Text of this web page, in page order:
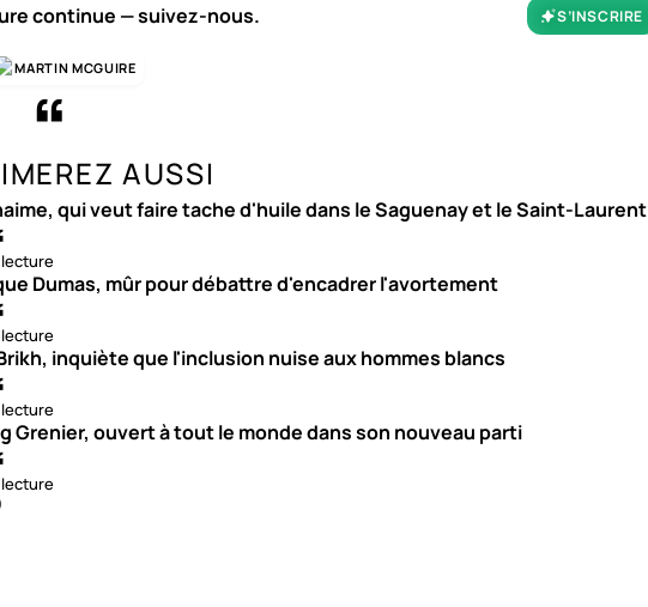
continue — suivez-nous. S’INSCRIRE
MARTIN MCGUIRE
AUSSI
qui veut faire tache d'huile dans le Saguenay et le Saint-Laurent
lecture
Dumas, mûr pour débattre d'encadrer l'avortement
lecture
inquiète que l'inclusion nuise aux hommes blancs
lecture
Grenier, ouvert à tout le monde dans son nouveau parti
lecture